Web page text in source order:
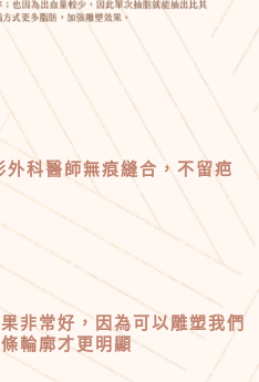
科醫師無痕縫合，不留疤
非常好，因為可以雕塑我們
輪廓才更明顯